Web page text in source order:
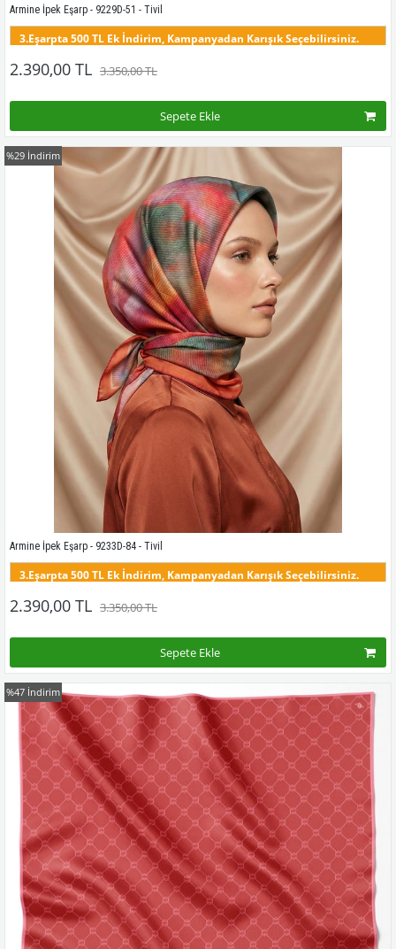
Armine İpek Eşarp - 9229D-51 - Tivil
3.Eşarpta 500 TL Ek İndirim, Kampanyadan Karışık Seçebilirsiniz.
Kampanyadaki tüm modelleri görmek için buraya tıkla
2.390,00 TL 3.350,00 TL
Sepete Ekle
Armine İpek Eşarp - 9233D-84 - Tivil
3.Eşarpta 500 TL Ek İndirim, Kampanyadan Karışık Seçebilirsiniz.
Kampanyadaki tüm modelleri görmek için buraya tıkla
2.390,00 TL 3.350,00 TL
Sepete Ekle
%29 İndirim
%47 İndirim